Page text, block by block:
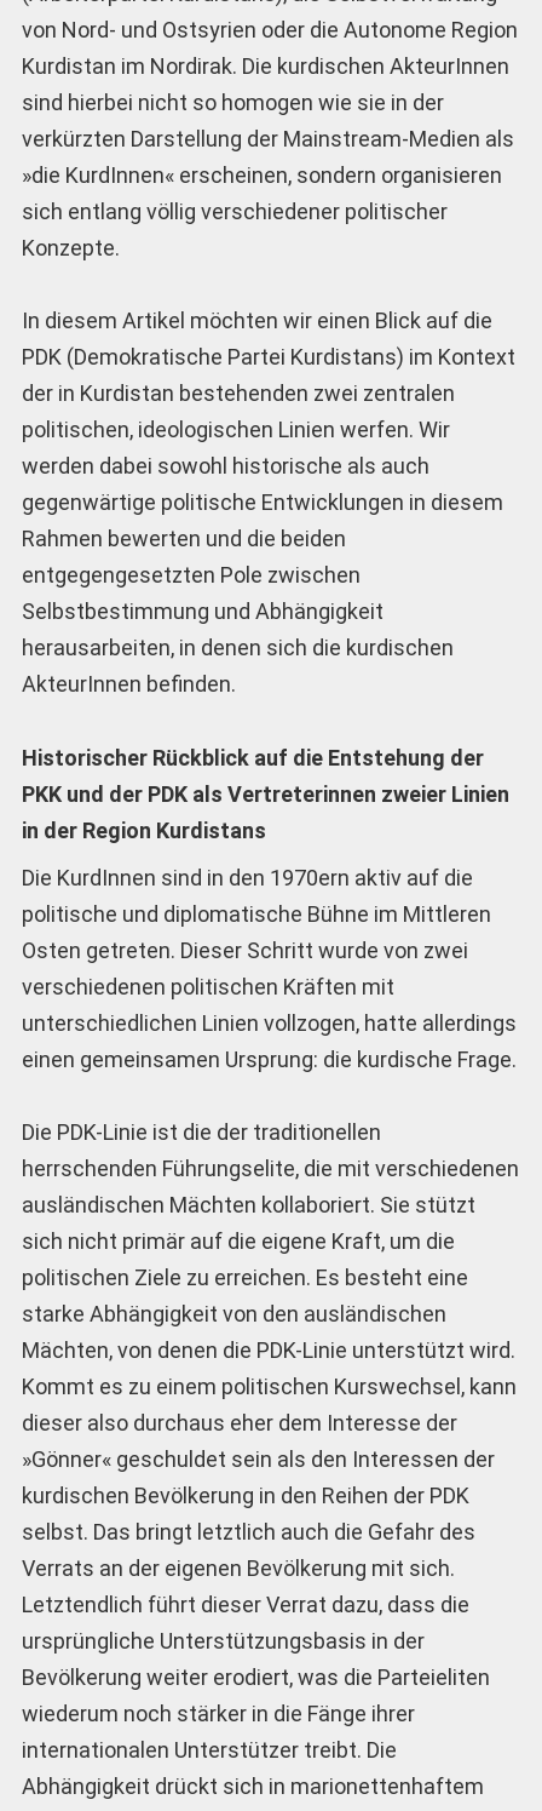
von Nord- und Ostsyrien oder die Autonome Region
Kurdistan im Nordirak. Die kurdischen AkteurInnen
sind hierbei nicht so homogen wie sie in der
verkürzten Darstellung der Mainstream-Medien als
»die KurdInnen« erscheinen, sondern organisieren
sich entlang völlig verschiedener politischer
Konzepte.
In diesem Artikel möchten wir einen Blick auf die
PDK (Demokratische Partei Kurdistans) im Kontext
der in Kurdistan bestehenden zwei zentralen
politischen, ideologischen Linien werfen. Wir
werden dabei sowohl historische als auch
gegenwärtige politische Entwicklungen in diesem
Rahmen bewerten und die beiden
entgegengesetzten Pole zwischen
Selbstbestimmung und Abhängigkeit
herausarbeiten, in denen sich die kurdischen
AkteurInnen befinden.
Historischer Rückblick auf die Entstehung der
PKK und der PDK als Vertreterinnen zweier Linien
in der Region Kurdistans
Die KurdInnen sind in den 1970ern aktiv auf die
politische und diplomatische Bühne im Mittleren
Osten getreten. Dieser Schritt wurde von zwei
verschiedenen politischen Kräften mit
unterschiedlichen Linien vollzogen, hatte allerdings
einen gemeinsamen Ursprung: die kurdische Frage.
Die PDK-Linie ist die der traditionellen
herrschenden Führungselite, die mit verschiedenen
ausländischen Mächten kollaboriert. Sie stützt
sich nicht primär auf die eigene Kraft, um die
politischen Ziele zu erreichen. Es besteht eine
starke Abhängigkeit von den ausländischen
Mächten, von denen die PDK-Linie unterstützt wird.
Kommt es zu einem politischen Kurswechsel, kann
dieser also durchaus eher dem Interesse der
»Gönner« geschuldet sein als den Interessen der
kurdischen Bevölkerung in den Reihen der PDK
selbst. Das bringt letztlich auch die Gefahr des
Verrats an der eigenen Bevölkerung mit sich.
Letztendlich führt dieser Verrat dazu, dass die
ursprüngliche Unterstützungsbasis in der
Bevölkerung weiter erodiert, was die Parteieliten
wiederum noch stärker in die Fänge ihrer
internationalen Unterstützer treibt. Die
Abhängigkeit drückt sich in marionettenhaftem